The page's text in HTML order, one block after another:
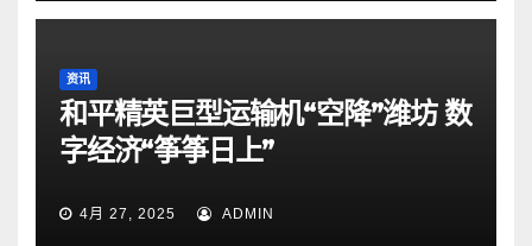
资讯
和平精英巨型运输机“空降”潍坊 数
字经济“筝筝日上”
4月 27, 2025 ADMIN